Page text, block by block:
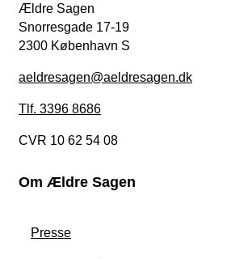
Ældre Sagen
Snorresgade 17-19
2300 København S
aeldresagen@aeldresagen.dk
Tlf. 3396 8686
CVR 10 62 54 08
Om Ældre Sagen
Presse